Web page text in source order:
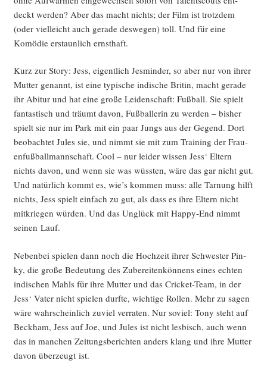
deckt wer­den? Aber das macht nichts; der Film ist trotz­dem
(oder viel­leicht auch gera­de des­we­gen) toll. Und für eine
Komö­die erstaun­lich ernsthaft.
Kurz zur Sto­ry: Jess, eigent­lich Jes­min­der, so aber nur von ihrer
Mut­ter genannt, ist eine typi­sche indi­sche Bri­tin, macht gera­de
ihr Abitur und hat eine gro­ße Lei­den­schaft: Fuß­ball. Sie spielt
fan­tas­tisch und träumt davon, Fuß­bal­le­rin zu wer­den – bis­her
spielt sie nur im Park mit ein paar Jungs aus der Gegend. Dort
beob­ach­tet Jules sie, und nimmt sie mit zum Trai­ning der Frau­
en­fuß­ball­mann­schaft. Cool – nur lei­der wis­sen Jess‘ Eltern
nichts davon, und wenn sie was wüss­ten, wäre das gar nicht gut.
Und natür­lich kommt es, wie’s kom­men muss: alle Tar­nung hilft
nichts, Jess spielt ein­fach zu gut, als dass es ihre Eltern nicht
mit­krie­gen wür­den. Und das Unglück mit Hap­py-End nimmt
sei­nen Lauf.
Neben­bei spie­len dann noch die Hoch­zeit ihrer Schwes­ter Pin­
ky, die gro­ße Bedeu­tung des Zube­rei­ten­kön­nens eines ech­ten
indi­schen Mahls für ihre Mut­ter und das Cri­cket-Team, in der
Jess‘ Vater nicht spie­len durf­te, wich­ti­ge Rol­len. Mehr zu sagen
wäre wahr­schein­lich zuviel ver­ra­ten. Nur soviel: Tony steht auf
Beck­ham, Jess auf Joe, und Jules ist nicht les­bisch, auch wenn
das in man­chen Zei­tungs­be­rich­ten anders klang und ihre Mut­ter
davon über­zeugt ist.